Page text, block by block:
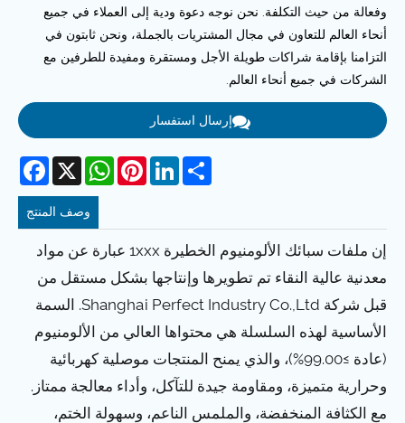
وفعالة من حيث التكلفة. نحن نوجه دعوة ودية إلى العملاء في جميع
أنحاء العالم للتعاون في مجال المشتريات بالجملة، ونحن ثابتون في
التزامنا بإقامة شراكات طويلة الأجل ومستقرة ومفيدة للطرفين مع
الشركات في جميع أنحاء العالم.
إرسال استفسار
X
WhatsAppPinterestLinkedInShare
وصف المنتج
إن ملفات سبائك الألومنيوم الخطيرة 1xxx عبارة عن مواد
معدنية عالية النقاء تم تطويرها وإنتاجها بشكل مستقل من
قبل شركة Shanghai Perfect Industry Co.,Ltd. السمة
الأساسية لهذه السلسلة هي محتواها العالي من الألومنيوم
(عادة ≥99.00%)، والذي يمنح المنتجات موصلية كهربائية
وحرارية متميزة، ومقاومة جيدة للتآكل، وأداء معالجة ممتاز.
مع الكثافة المنخفضة، والملمس الناعم، وسهولة الختم،